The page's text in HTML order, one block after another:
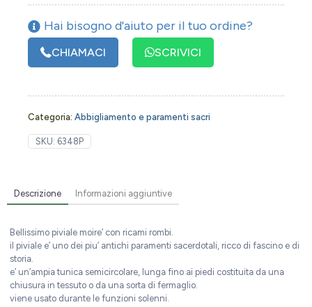
Hai bisogno d'aiuto per il tuo ordine?
CHIAMACI SCRIVICI
Categoria: Abbigliamento e paramenti sacri
SKU: 6348P
Descrizione Informazioni aggiuntive
Bellissimo piviale moire’ con ricami rombi.
il piviale e’ uno dei piu’ antichi paramenti sacerdotali, ricco di fascino e di
storia.
e’ un’ampia tunica semicircolare, lunga fino ai piedi costituita da una
chiusura in tessuto o da una sorta di fermaglio.
viene usato durante le funzioni solenni.